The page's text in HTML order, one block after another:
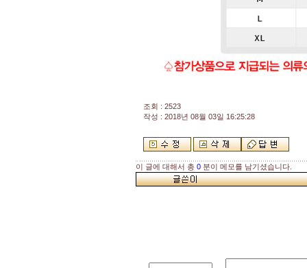
조회 : 2523
작성 : 2018년 08월 03일 16:25:28
이 글에 대해서 총 0 분이 메모를 남기셨습니다.